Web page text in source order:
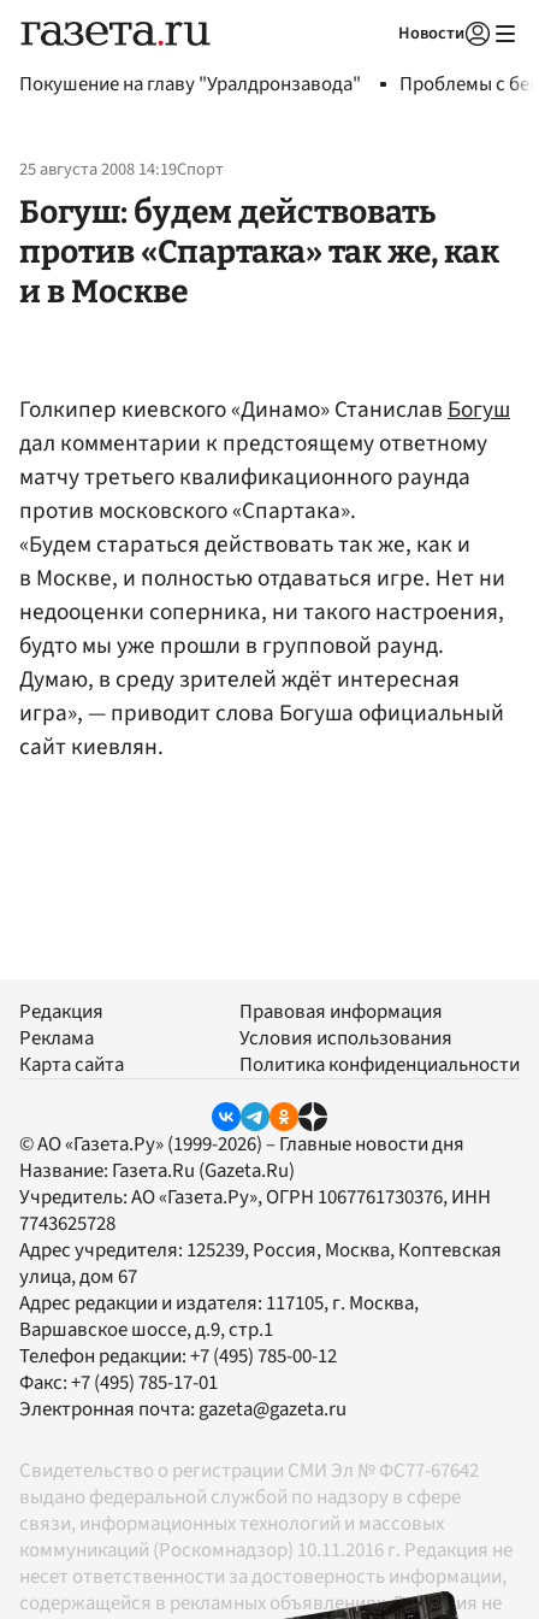
Новости
Покушение на главу "Уралдронзавода" Проблемы с
25 августа 2008 14:19Спорт
Богуш: будем действовать
против «Спартака» так же, как
и в Москве
Голкипер киевского «Динамо» СтаниславБогуш
дал комментарии к предстоящему ответному
матчу третьего квалификационного раунда
против московского «Спартака».
«Будем стараться действовать так же, как и
в Москве, и полностью отдаваться игре. Нет ни
недооценки соперника, ни такого настроения,
будто мы уже прошли в групповой раунд.
Думаю, в среду зрителей ждёт интересная
игра», — приводит слова Богуша официальный
сайт киевлян.
Редакция
Реклама
Карта сайта
Правовая информация
Условия использования
Политика конфиденциальности
© АО «Газета.Ру» (1999-2026) – Главные новости дня
Название: Газета.Ru (Gazeta.Ru)
Учредитель:АО «Газета.Ру», ОГРН 1067761730376, ИНН
7743625728
Адрес учредителя: 125239, Россия, Москва, Коптевская
улица, дом 67
Адрес редакции и издателя: 117105, г. Москва,
Варшавское шоссе, д.9, стр.1
Телефон редакции:+7 (495) 785-00-12
Факс:+7 (495) 785-17-01
Электронная почта:gazeta@gazeta.ru
Свидетельство о регистрации СМИ Эл № ФС77-67642
выдано федеральной службой по надзору в сфере
связи, информационных технологий и массовых
коммуникаций (Роскомнадзор) 10.11.2016 г. Редакция не
несет ответственности за достоверность информации,
содержащейся в рекламных объявлениях. Редакция не